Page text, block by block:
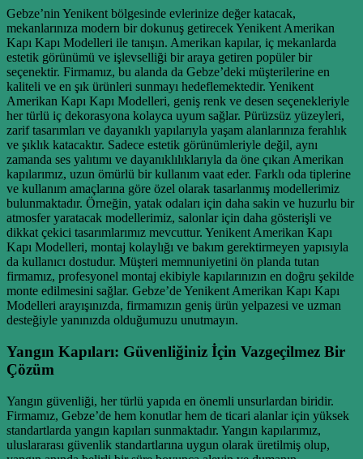
Gebze’nin Yenikent bölgesinde evlerinize değer katacak,
mekanlarınıza modern bir dokunuş getirecek Yenikent Amerikan
Kapı Kapı Modelleri ile tanışın. Amerikan kapılar, iç mekanlarda
estetik görünümü ve işlevselliği bir araya getiren popüler bir
seçenektir. Firmamız, bu alanda da Gebze’deki müşterilerine en
kaliteli ve en şık ürünleri sunmayı hedeflemektedir. Yenikent
Amerikan Kapı Kapı Modelleri, geniş renk ve desen seçenekleriyle
her türlü iç dekorasyona kolayca uyum sağlar. Pürüzsüz yüzeyleri,
zarif tasarımları ve dayanıklı yapılarıyla yaşam alanlarınıza ferahlık
ve şıklık katacaktır. Sadece estetik görünümleriyle değil, aynı
zamanda ses yalıtımı ve dayanıklılıklarıyla da öne çıkan Amerikan
kapılarımız, uzun ömürlü bir kullanım vaat eder. Farklı oda tiplerine
ve kullanım amaçlarına göre özel olarak tasarlanmış modellerimiz
bulunmaktadır. Örneğin, yatak odaları için daha sakin ve huzurlu bir
atmosfer yaratacak modellerimiz, salonlar için daha gösterişli ve
dikkat çekici tasarımlarımız mevcuttur. Yenikent Amerikan Kapı
Kapı Modelleri, montaj kolaylığı ve bakım gerektirmeyen yapısıyla
da kullanıcı dostudur. Müşteri memnuniyetini ön planda tutan
firmamız, profesyonel montaj ekibiyle kapılarınızın en doğru şekilde
monte edilmesini sağlar. Gebze’de Yenikent Amerikan Kapı Kapı
Modelleri arayışınızda, firmamızın geniş ürün yelpazesi ve uzman
desteğiyle yanınızda olduğumuzu unutmayın.
Yangın Kapıları: Güvenliğiniz İçin Vazgeçilmez Bir
Çözüm
Yangın güvenliği, her türlü yapıda en önemli unsurlardan biridir.
Firmamız, Gebze’de hem konutlar hem de ticari alanlar için yüksek
standartlarda yangın kapıları sunmaktadır. Yangın kapılarımız,
uluslararası güvenlik standartlarına uygun olarak üretilmiş olup,